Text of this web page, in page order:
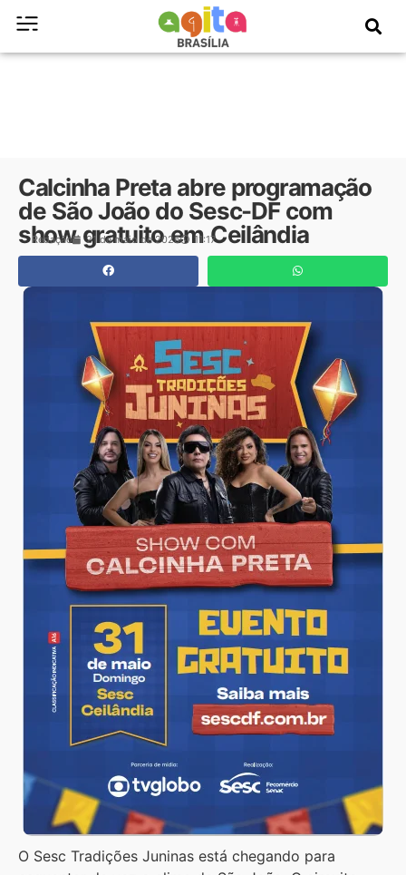
Calcinha Preta abre programação
de São João do Sesc-DF com
show gratuito em Ceilândia
Redação 21 de maio de 2026 11:17
O Sesc Tradições Juninas está chegando para